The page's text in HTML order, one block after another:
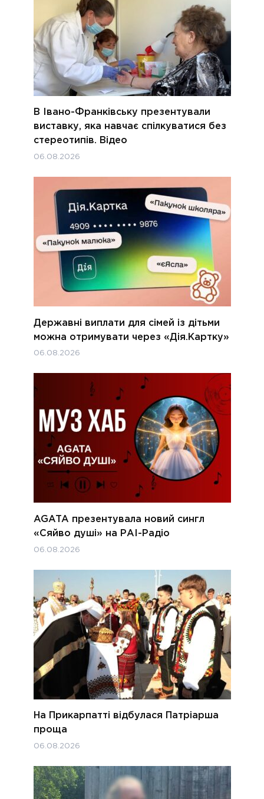
В Івано-Франківську презентували
виставку, яка навчає спілкуватися без
стереотипів. Відео
06.08.2026
Державні виплати для сімей із дітьми
можна отримувати через «Дія.Картку»
06.08.2026
AGATA презентувала новий сингл
«Сяйво душі» на РАІ-Радіо
06.08.2026
На Прикарпатті відбулася Патріарша
проща
06.08.2026